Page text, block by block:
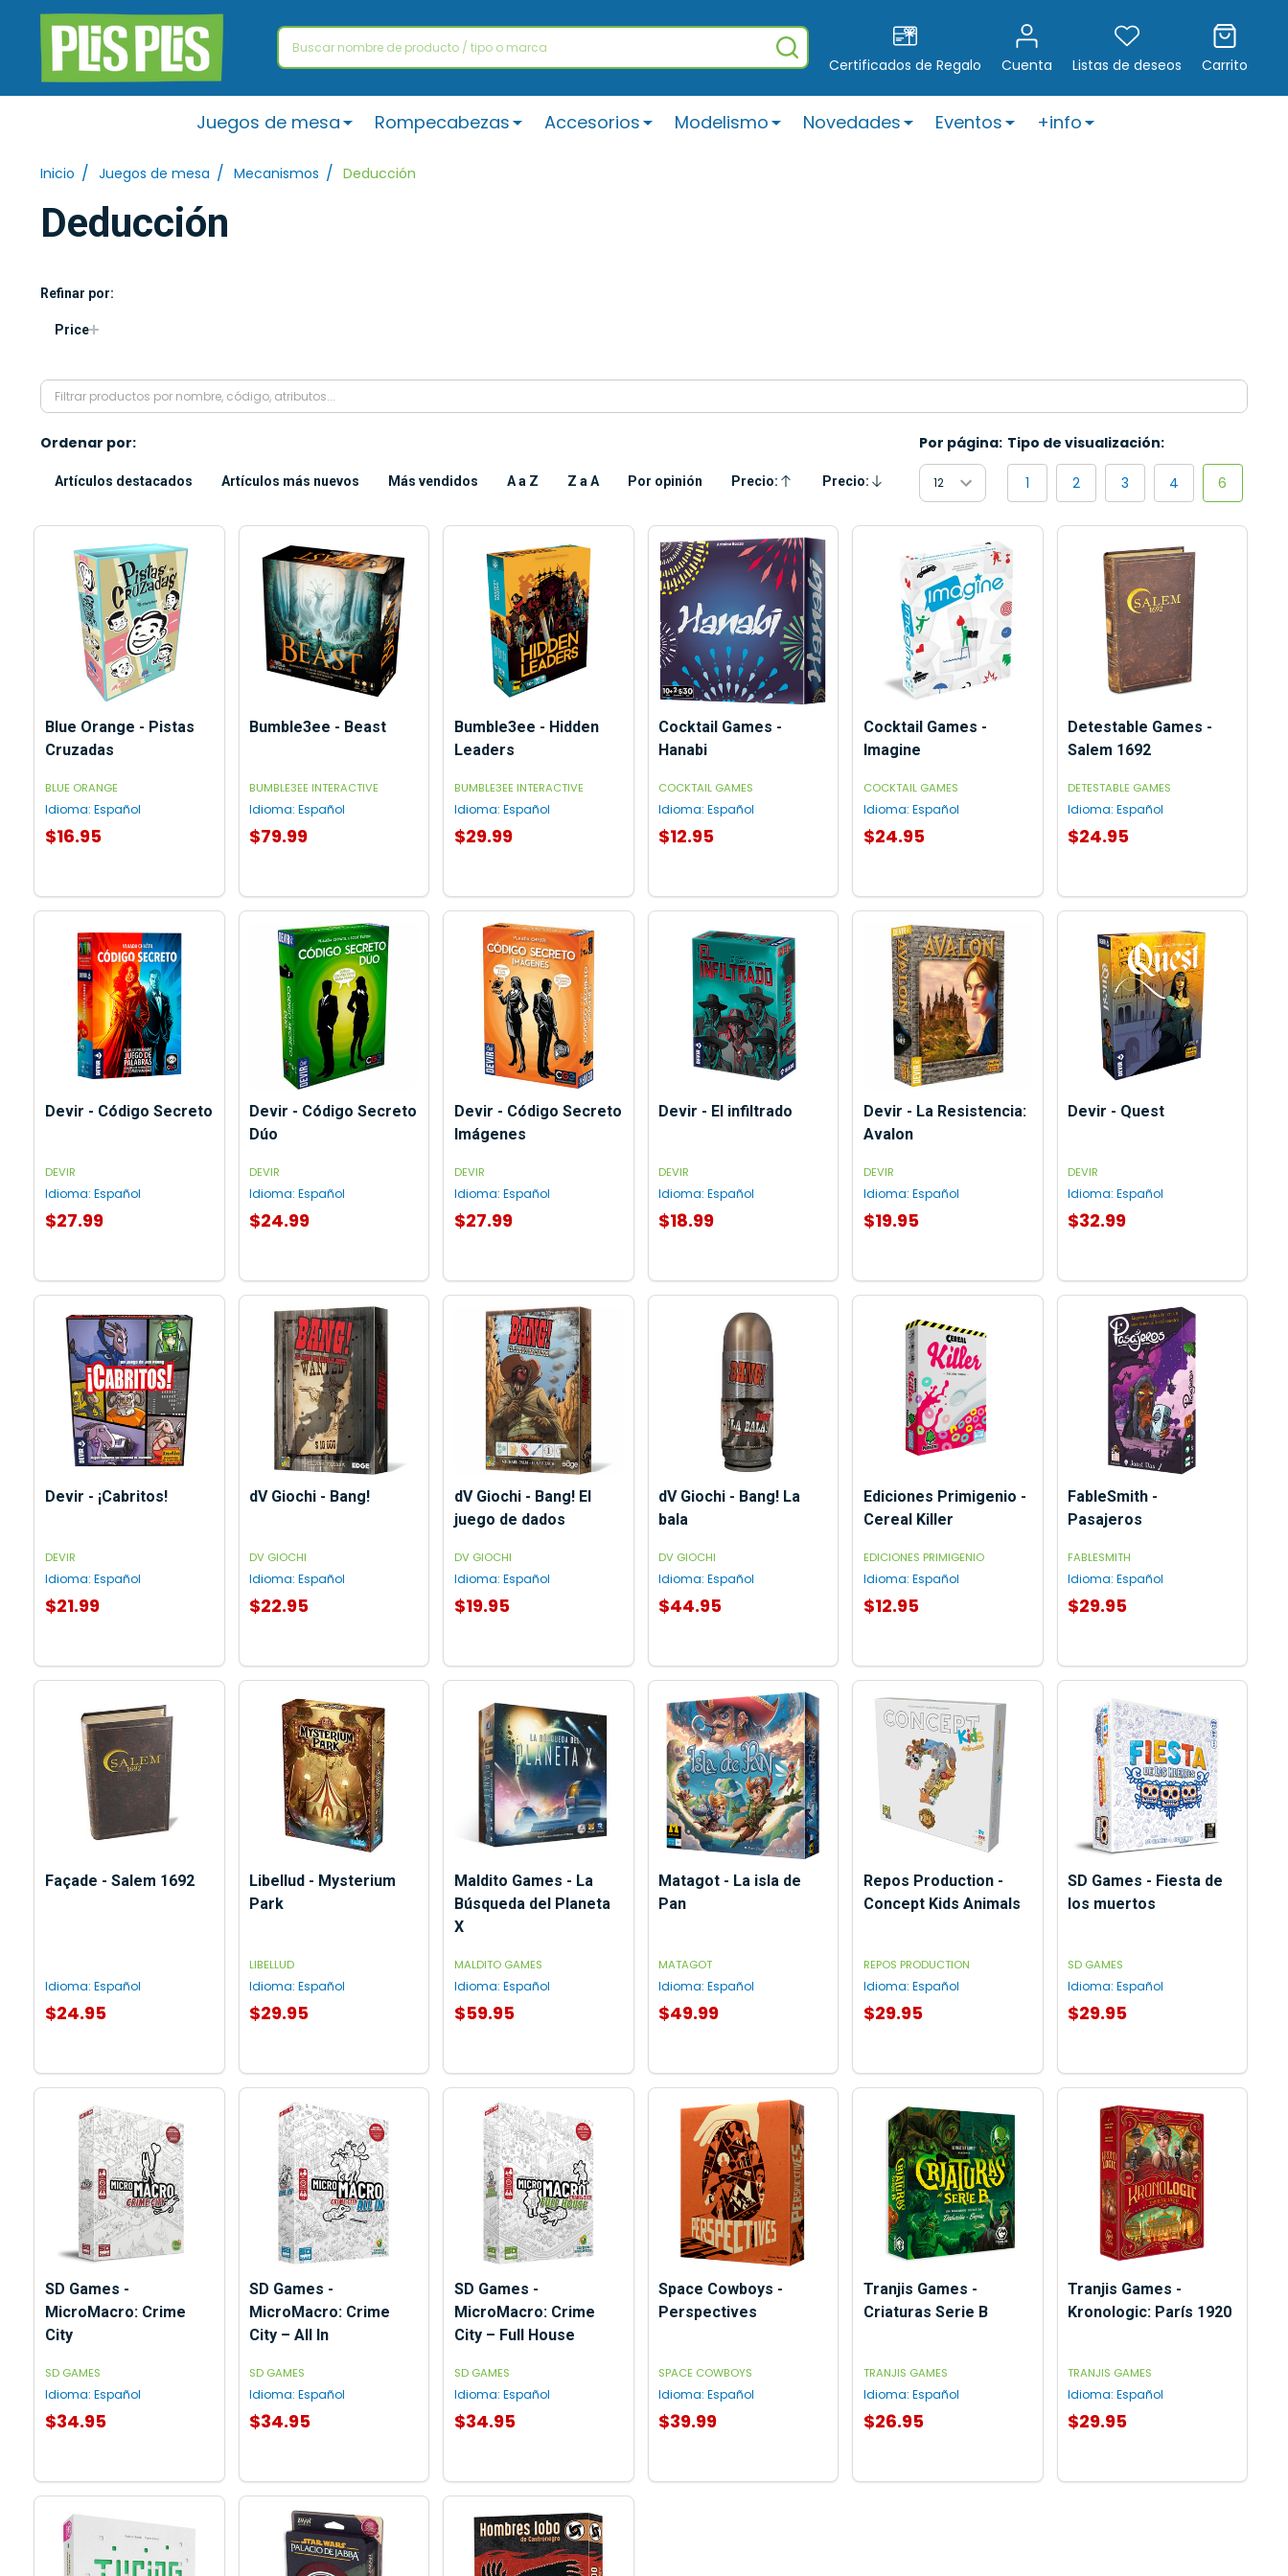
Buscar
Certificados de Regalo Cuenta Listas de deseos Carrito
Juegos de mesa Rompecabezas Accesorios Modelismo Novedades Eventos +info
Inicio / Juegos de mesa / Mecanismos / Deducción
Deducción
Refinar por:
Price
Ordenar por:
Artículos destacados Artículos más nuevos Más vendidos A a Z Z a A Por opinión Precio:
Ascendente
Precio:
Descendente
Por página: Tipo de visualización:
1 2 3 4 6
Blue Orange - Pistas
Cruzadas
BLUE ORANGE
Idioma: Español
$16.95
Bumble3ee - Beast
BUMBLE3EE INTERACTIVE
Idioma: Español
$79.99
Bumble3ee - Hidden
Leaders
BUMBLE3EE INTERACTIVE
Idioma: Español
$29.99
Cocktail Games -
Hanabi
COCKTAIL GAMES
Idioma: Español
$12.95
Cocktail Games -
Imagine
COCKTAIL GAMES
Idioma: Español
$24.95
Detestable Games -
Salem 1692
DETESTABLE GAMES
Idioma: Español
$24.95
Devir - Código Secreto
DEVIR
Idioma: Español
$27.99
Devir - Código Secreto
Dúo
DEVIR
Idioma: Español
$24.99
Devir - Código Secreto
Imágenes
DEVIR
Idioma: Español
$27.99
Devir - El infiltrado
DEVIR
Idioma: Español
$18.99
Devir - La Resistencia:
Avalon
DEVIR
Idioma: Español
$19.95
Devir - Quest
DEVIR
Idioma: Español
$32.99
Devir - ¡Cabritos!
DEVIR
Idioma: Español
$21.99
dV Giochi - Bang!
DV GIOCHI
Idioma: Español
$22.95
dV Giochi - Bang! El
juego de dados
DV GIOCHI
Idioma: Español
$19.95
dV Giochi - Bang! La
bala
DV GIOCHI
Idioma: Español
$44.95
Ediciones Primigenio -
Cereal Killer
EDICIONES PRIMIGENIO
Idioma: Español
$12.95
FableSmith -
Pasajeros
FABLESMITH
Idioma: Español
$29.95
Façade - Salem 1692
Idioma: Español
$24.95
Libellud - Mysterium
Park
LIBELLUD
Idioma: Español
$29.95
Maldito Games - La
Búsqueda del Planeta
X
MALDITO GAMES
Idioma: Español
$59.95
Matagot - La isla de
Pan
MATAGOT
Idioma: Español
$49.99
Repos Production -
Concept Kids Animals
REPOS PRODUCTION
Idioma: Español
$29.95
SD Games - Fiesta de
los muertos
SD GAMES
Idioma: Español
$29.95
SD Games -
MicroMacro: Crime
City
SD GAMES
Idioma: Español
$34.95
SD Games -
MicroMacro: Crime
City – All In
SD GAMES
Idioma: Español
$34.95
SD Games -
MicroMacro: Crime
City – Full House
SD GAMES
Idioma: Español
$34.95
Space Cowboys -
Perspectives
SPACE COWBOYS
Idioma: Español
$39.99
Tranjis Games -
Criaturas Serie B
TRANJIS GAMES
Idioma: Español
$26.95
Tranjis Games -
Kronologic: París 1920
TRANJIS GAMES
Idioma: Español
$29.95